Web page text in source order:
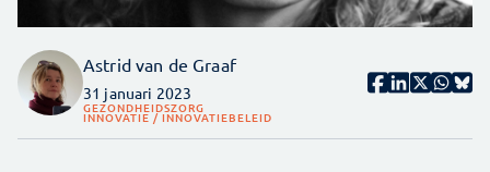
Astrid van de Graaf
31 januari 2023
GEZONDHEIDSZORG
INNOVATIE / INNOVATIEBELEID